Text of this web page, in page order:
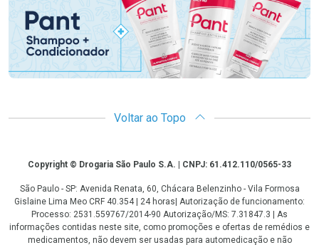
Voltar ao Topo
CopyrightCopyright © Drogaria São Paulo S.A. | CNPJ: 61.412.110/0565-33
São Paulo - SP: Avenida Renata, 60, Chácara Belenzinho - Vila Formosa
Gislaine Lima Meo CRF 40.354 | 24 horas| Autorização de funcionamento:
Processo: 2531.559767/2014-90 Autorização/MS: 7.31847.3 | As
informações contidas neste site, como promoções e ofertas de remédios e
medicamentos, não devem ser usadas para automedicação e não